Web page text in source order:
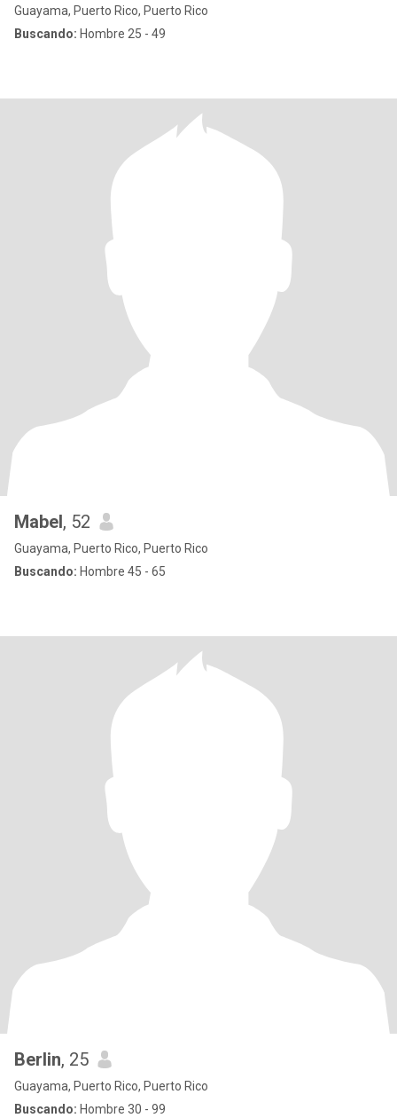
Guayama, Puerto Rico, Puerto Rico
Buscando: Hombre 25 - 49
Mabel, 52
Guayama, Puerto Rico, Puerto Rico
Buscando: Hombre 45 - 65
Berlin, 25
Guayama, Puerto Rico, Puerto Rico
Buscando: Hombre 30 - 99